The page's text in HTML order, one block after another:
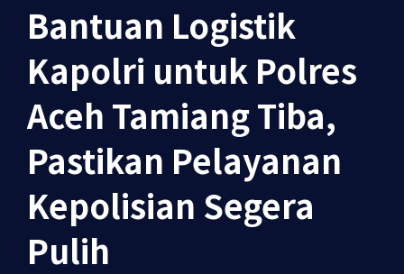
Bantuan Logistik
Kapolri untuk Polres
Aceh Tamiang Tiba,
Pastikan Pelayanan
Kepolisian Segera
Pulih